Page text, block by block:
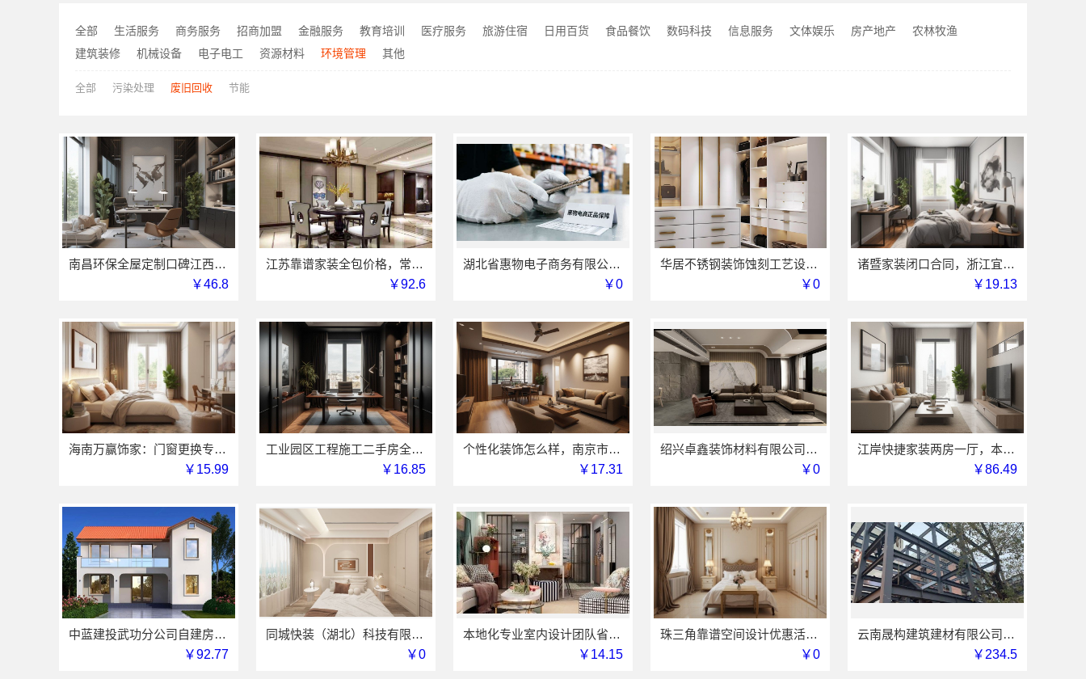
全部 生活服务 商务服务 招商加盟 金融服务 教育培训 医疗服务 旅游住宿 日用百货 食品餐饮 数码科技 信息服务 文体娱乐 房产地产
农林牧渔
建筑装修
机械设备 电子电工 资源材料 环境管理 其他
全部 污染处理 废旧回收 节能
南昌环保全屋定制口碑江西尚宅尚品新型环保材料有限公司
￥46.8
江苏靠谱家装全包价格，常州宜居佳装饰闭口合同详解
￥92.6
湖北省惠物电子商务有限公司便宜数码家电平台好不好
￥0
华居不锈钢装饰蚀刻工艺设计公司
￥0
诸暨家装闭口合同，浙江宜美嘉装饰工程有限公司
￥19.13
海南万赢饰家：门窗更换专业施工
￥15.99
工业园区工程施工二手房全包-苏州兔哥哥智装新材料有限公司
￥16.85
个性化装饰怎么样，南京市创亿讯环保家装全解析
￥17.31
绍兴卓鑫装饰材料有限公司越城区个性化家装质量有保障
￥0
江岸快捷家装两房一厅，本地快装（湖北）科技有限公司一站式落地服务
￥86.49
中蓝建投武功分公司自建房全包装修新中式风格
￥92.77
同城快装（湖北）科技有限公司-婚房一口价快装
￥0
本地化专业室内设计团队省心嘉兴绿色之家建材科技有限公司
￥14.15
珠三角靠谱空间设计优惠活动，广东鼎饰空间装饰工程有限公司
￥0
云南晟构建筑建材有限公司，独栋私宅重钢建房公司
￥234.5